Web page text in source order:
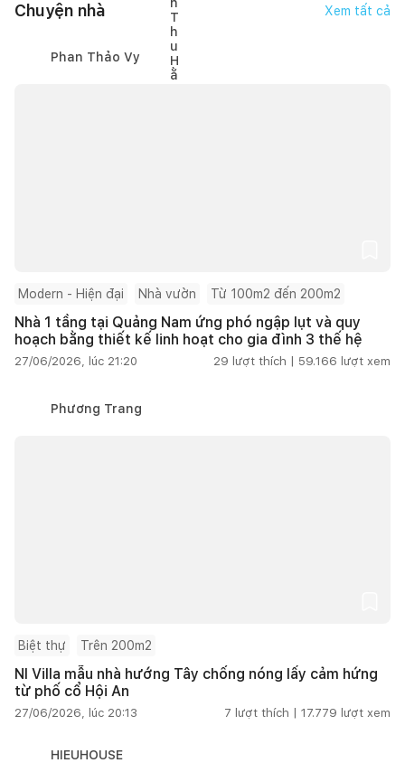
Chuyện nhà Xem tất cả
Phan Thảo Vy
Modern - Hiện đại Nhà vườn Từ 100m2 đến 200m2
Nhà 1 tầng tại Quảng Nam ứng phó ngập lụt và quy
hoạch bằng thiết kế linh hoạt cho gia đình 3 thế hệ
27/06/2026, lúc 21:20 29 lượt thích | 59.166 lượt xem
Phương Trang
Biệt thự Trên 200m2
NI Villa mẫu nhà hướng Tây chống nóng lấy cảm hứng
từ phố cổ Hội An
27/06/2026, lúc 20:13 7 lượt thích | 17.779 lượt xem
HIEUHOUSE